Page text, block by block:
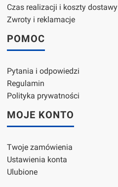
Czas realizacji i koszty dostawy
Zwroty i reklamacje
POMOC
Pytania i odpowiedzi
Regulamin
Polityka prywatności
MOJE KONTO
Twoje zamówienia
Ustawienia konta
Ulubione